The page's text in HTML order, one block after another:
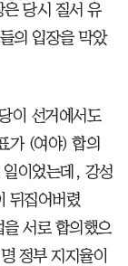
당시 질서 유
의 입장을 막았
이 선거에서도
가 (여야) 합의
일이었는데, 강성
뒤집어버렸
서로 합의했으
정부 지지율이